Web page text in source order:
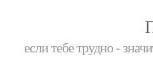
если тебе трудно -